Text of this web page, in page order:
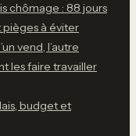
chômage : 88 jours
pièges à éviter
vend, l’autre
les faire travailler
budget et